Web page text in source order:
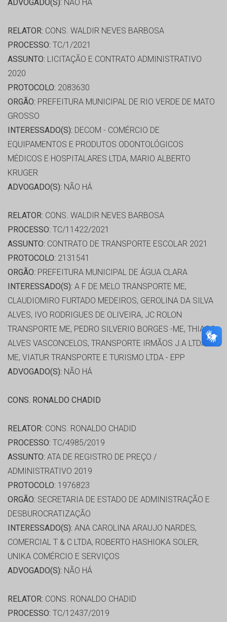
ADVOGADO(S): NÃO HÁ
RELATOR: CONS. WALDIR NEVES BARBOSA
PROCESSO: TC/1/2021
ASSUNTO: LICITAÇÃO E CONTRATO ADMINISTRATIVO
2020
PROTOCOLO: 2083630
ORGÃO: PREFEITURA MUNICIPAL DE RIO VERDE DE MATO
GROSSO
INTERESSADO(S): DECOM - COMÉRCIO DE
EQUIPAMENTOS E PRODUTOS ODONTOLÓGICOS
MÉDICOS E HOSPITALARES LTDA, MARIO ALBERTO
KRUGER
ADVOGADO(S): NÃO HÁ
RELATOR: CONS. WALDIR NEVES BARBOSA
PROCESSO: TC/11422/2021
ASSUNTO: CONTRATO DE TRANSPORTE ESCOLAR 2021
PROTOCOLO: 2131541
ORGÃO: PREFEITURA MUNICIPAL DE ÁGUA CLARA
INTERESSADO(S): A F DE MELO TRANSPORTE ME,
CLAUDIOMIRO FURTADO MEDEIROS, GEROLINA DA SILVA
ALVES, IVO RODRIGUES DE OLIVEIRA, JC ROLON
TRANSPORTE ME, PEDRO SILVERIO BORGES -ME, THIAGO
ALVES VASCONCELOS, TRANSPORTE IRMÃOS J.A LTDA
ME, VIATUR TRANSPORTE E TURISMO LTDA - EPP
ADVOGADO(S): NÃO HÁ
CONS. RONALDO CHADID
RELATOR: CONS. RONALDO CHADID
PROCESSO: TC/4985/2019
ASSUNTO: ATA DE REGISTRO DE PREÇO /
ADMINISTRATIVO 2019
PROTOCOLO: 1976823
ORGÃO: SECRETARIA DE ESTADO DE ADMINISTRAÇÃO E
DESBUROCRATIZAÇÃO
INTERESSADO(S): ANA CAROLINA ARAUJO NARDES,
COMERCIAL T & C LTDA, ROBERTO HASHIOKA SOLER,
UNIKA COMÉRCIO E SERVIÇOS
ADVOGADO(S): NÃO HÁ
RELATOR: CONS. RONALDO CHADID
PROCESSO: TC/12437/2019